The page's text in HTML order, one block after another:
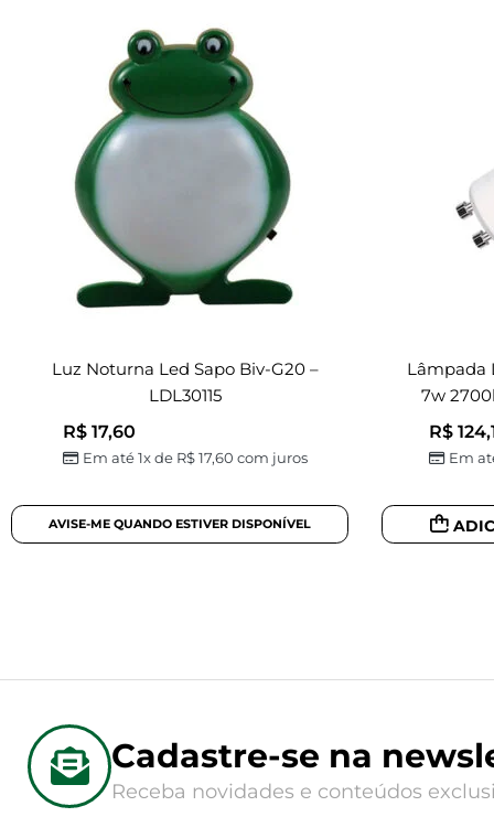
Luz Noturna Led Sapo Biv-G20 –
LDL30115
R$17,60
Em até 1x de R$17,60 com juros
Lâmpada
7w
R$
Em
Cadastre-se na
Receba novidades e conteúdos